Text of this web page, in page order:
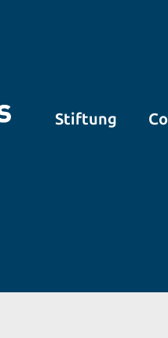
Stiftung